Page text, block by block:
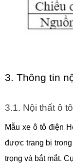
3. Thông tin
3.1. Nội thất ô
Mẫu xe ô tô điện
được trang bị
trọng và bắt mắt.